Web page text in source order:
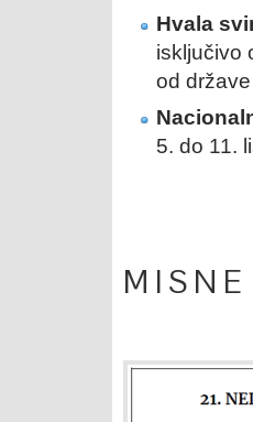
Hvala
isključivo
od
5. do 11.
M I S N